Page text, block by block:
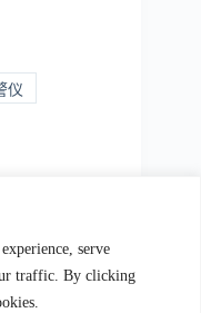
serve
traffic. By clicking
仪